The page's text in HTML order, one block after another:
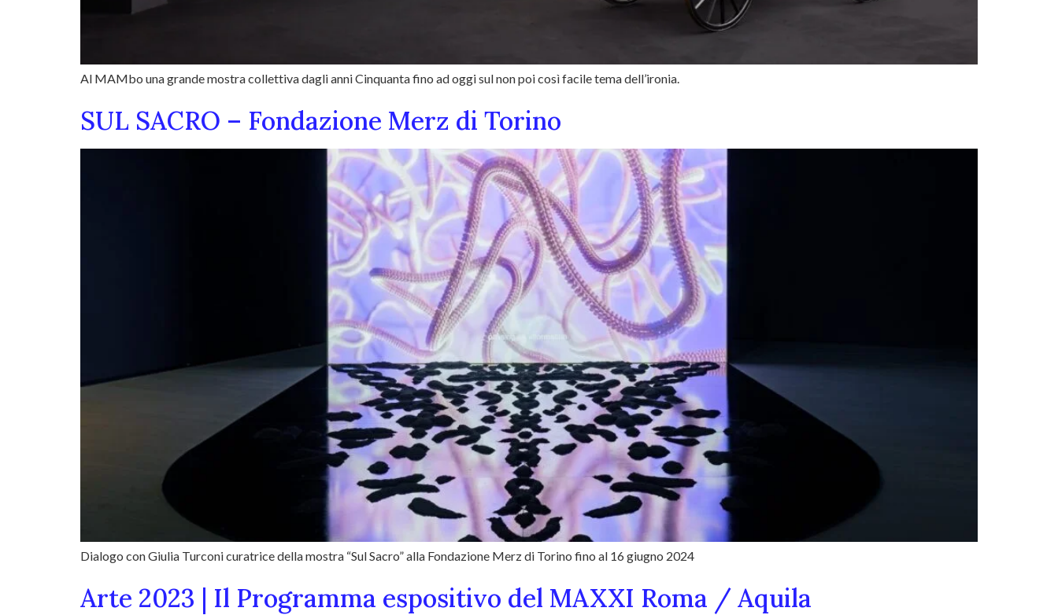
Al MAMbo una grande mostra collettiva dagli anni Cinquanta fino ad oggi sul non poi così facile tema dell’ironia.
SUL SACRO – Fondazione Merz di Torino
Dialogo con Giulia Turconi curatrice della mostra “Sul Sacro” alla Fondazione Merz di Torino fino al 16 giugno 2024
Arte 2023 | Il Programma espositivo del MAXXI Roma / Aquila